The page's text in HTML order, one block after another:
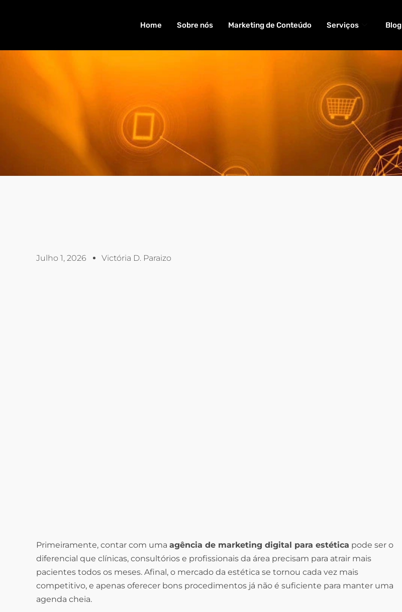
Home Sobre nós Marketing de Conteúdo Serviços Blog
Julho 1, 2026 Victória D. Paraizo
Primeiramente, contar com uma agência de marketing digital para estética pode ser o
diferencial que clínicas, consultórios e profissionais da área precisam para atrair mais
pacientes todos os meses. Afinal, o mercado da estética se tornou cada vez mais
competitivo, e apenas oferecer bons procedimentos já não é suficiente para manter uma
agenda cheia.